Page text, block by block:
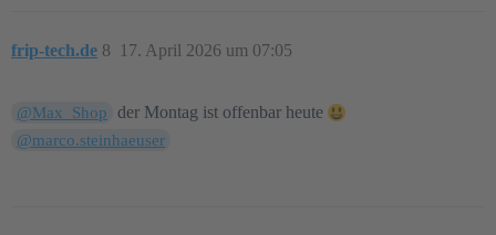
frip-tech.de 17. April 2026 um 07:05
8
@Max_Shop der Montag ist offenbar heute
@marco.steinhaeuser